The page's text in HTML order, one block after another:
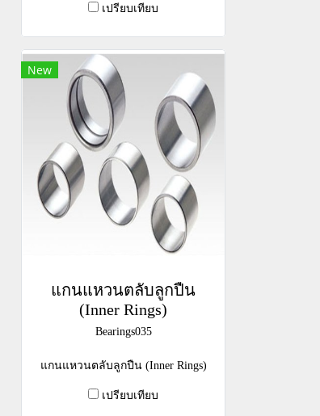
เปรียบเทียบ
New
แกนแหวนตลับลูกปืน
(Inner Rings)
Bearings035
แกนแหวนตลับลูกปืน (Inner Rings)
เปรียบเทียบ